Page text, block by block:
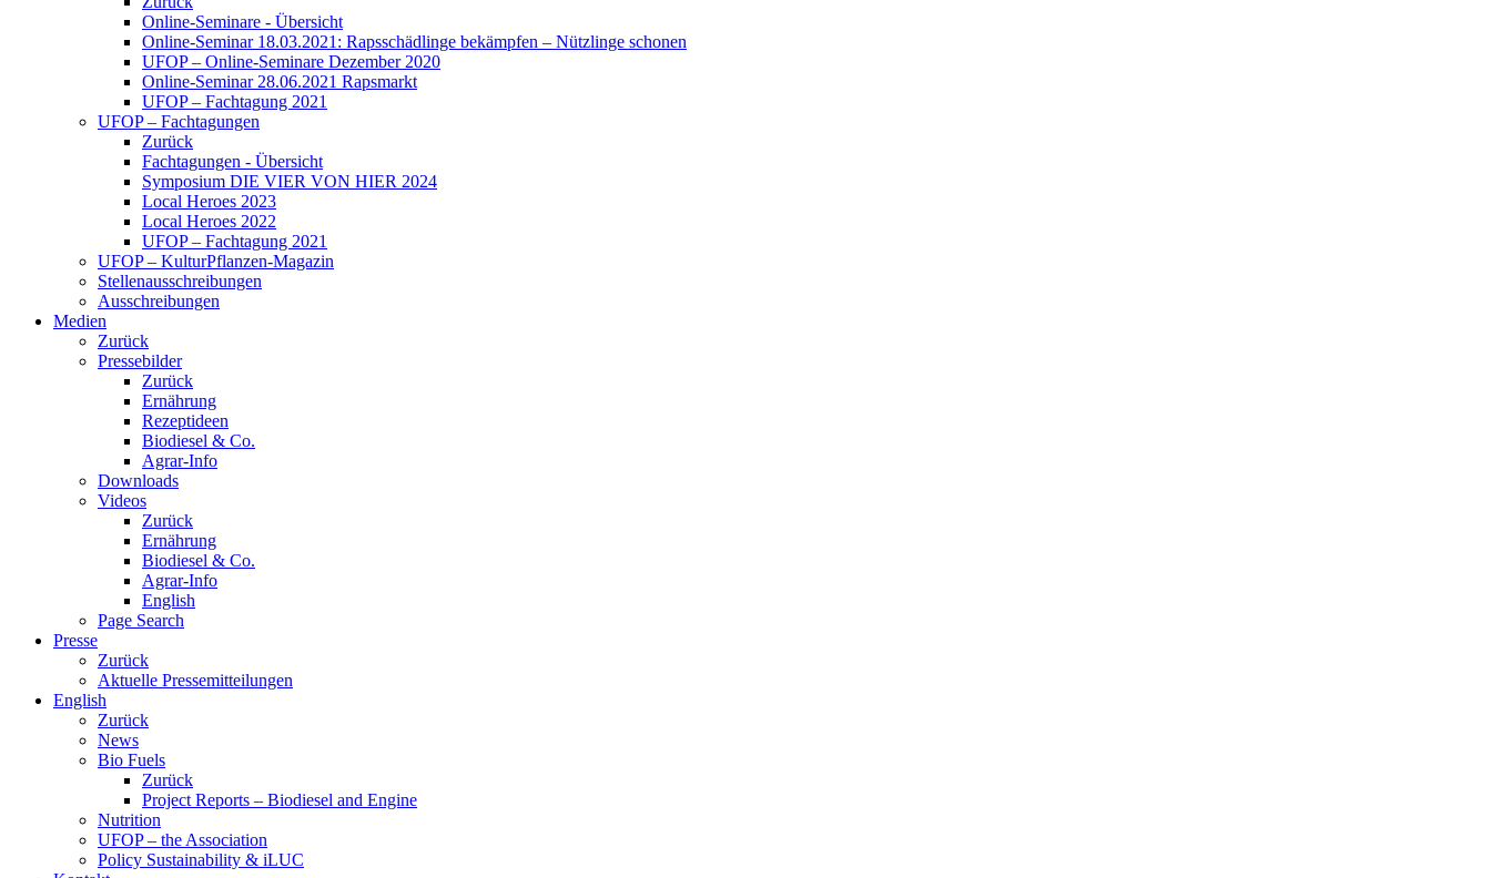
Online-Seminare - Übersicht
Online-Seminar 18.03.2021: Rapsschädlinge bekämpfen – Nützlinge schonen
UFOP – Online-Seminare Dezember 2020
Online-Seminar 28.06.2021 Rapsmarkt
UFOP – Fachtagung 2021
UFOP – Fachtagungen
Zurück
Fachtagungen - Übersicht
Symposium DIE VIER VON HIER 2024
Local Heroes 2023
Local Heroes 2022
UFOP – Fachtagung 2021
UFOP – KulturPflanzen-Magazin
Stellenausschreibungen
Ausschreibungen
Medien
Zurück
Pressebilder
Zurück
Ernährung
Rezeptideen
Biodiesel & Co.
Agrar-Info
Downloads
Videos
Zurück
Ernährung
Biodiesel & Co.
Agrar-Info
English
Page Search
Presse
Zurück
Aktuelle Pressemitteilungen
English
Zurück
News
Bio Fuels
Zurück
Project Reports – Biodiesel and Engine
Nutrition
UFOP – the Association
Policy Sustainability & iLUC